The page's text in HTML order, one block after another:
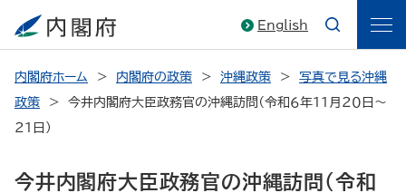
English
内閣府ホーム 内閣府の政策 沖縄政策
写真で見る沖縄
政策
今井内閣府大臣政務官の沖縄訪問（令和６年１１月２０日～
２１日）
今井内閣府大臣政務官の沖縄訪問（令和